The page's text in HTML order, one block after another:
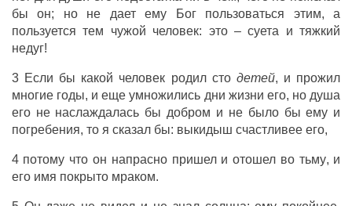
бы он; но не даетему Бог пользоваться этим, а
пользуется тем чужой человек: это –суета итяжкий
недуг!
3 Если бы какой человек родил сто детей, и прожил
многие годы, и ещеумножились дни жизни его, но душа
его не наслаждалась бы добром и не было бы ему и
погребения, то я сказалбы: выкидыш счастливееего,
4 потому что он напрасно пришелиотошел во тьму, и
его имя покрыто мраком.